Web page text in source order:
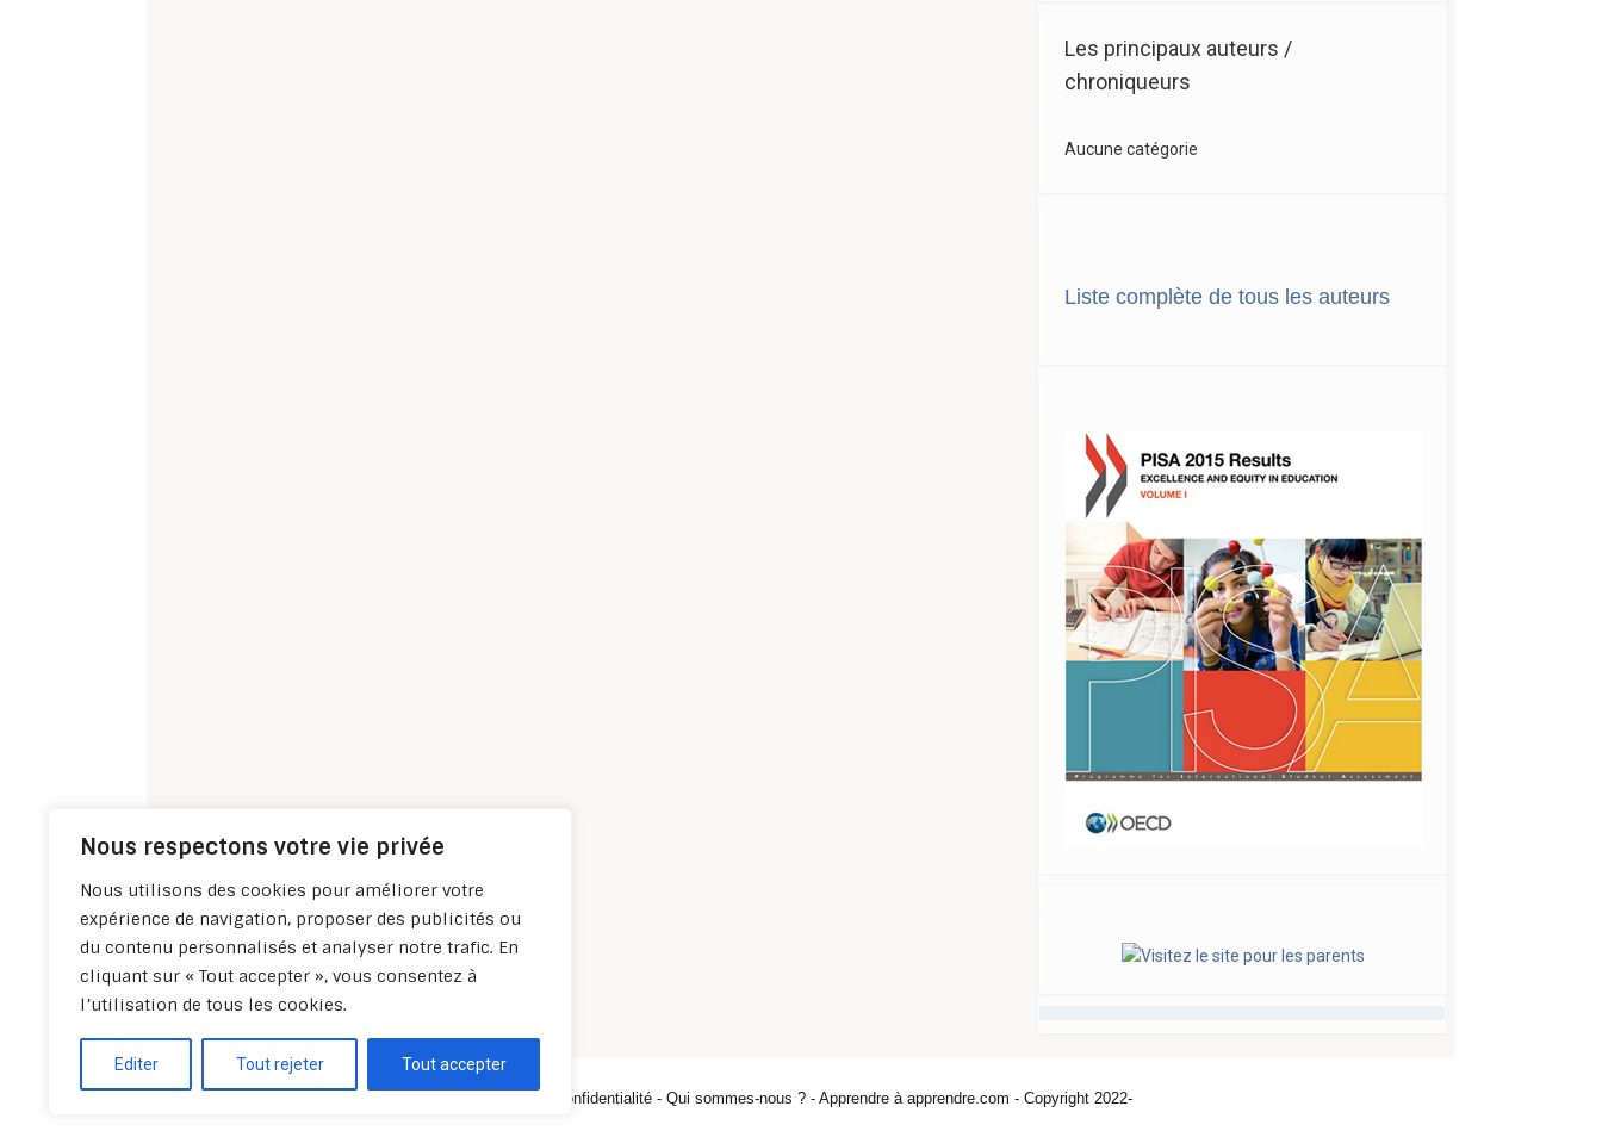
Nous respectons votre vie privée
Nous utilisons des cookies pour améliorer votre
expérience de navigation, proposer des publicités ou
du contenu personnalisés et analyser notre trafic. En
cliquant sur « Tout accepter », vous consentez à
l’utilisation de tous les cookies.
Editer Tout rejeter Tout accepter
Les principaux auteurs /
chroniqueurs
Aucune catégorie
Liste complète de tous les auteurs
Politique de confidentialité - Qui sommes-nous ? - Apprendre à apprendre.com - Copyright 2022-